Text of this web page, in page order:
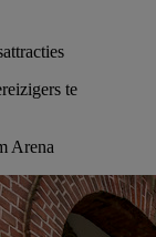
te
Arena